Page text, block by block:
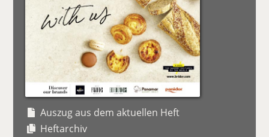
Auszug aus dem aktuellen Heft
Heftarchiv